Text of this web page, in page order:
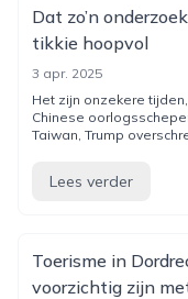
Dat zo’n
tikkie hoopvol
3 apr. 2025
Het zijn onzekere
Chinese
Taiwan, Trump
Lees verder
Toerisme in
voorzichtig zijn